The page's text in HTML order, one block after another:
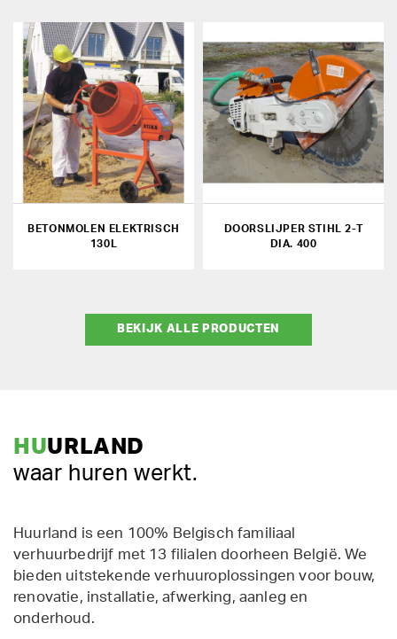
BETONMOLEN ELEKTRISCH
130L
DOORSLIJPER STIHL 2-T
DIA. 400
BEKIJK ALLE PRODUCTEN
HUURLAND
waar huren werkt.
Huurland is een 100% Belgisch familiaal
verhuurbedrijf met 13 filialen doorheen België. We
bieden uitstekende verhuuroplossingen voor bouw,
renovatie, installatie, afwerking, aanleg en
onderhoud.